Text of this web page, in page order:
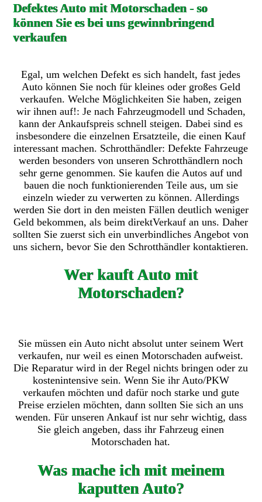
Defektes Auto mit Motorschaden - so
können Sie es bei uns gewinnbringend
verkaufen
Egal, um welchen Defekt es sich handelt, fast jedes
Auto können Sie noch für kleines oder großes Geld
verkaufen. Welche Möglichkeiten Sie haben, zeigen
wir ihnen auf!: Je nach Fahrzeugmodell und Schaden,
kann der Ankaufspreis schnell steigen. Dabei sind es
insbesondere die einzelnen Ersatzteile, die einen Kauf
interessant machen. Schrotthändler: Defekte Fahrzeuge
werden besonders von unseren Schrotthändlern noch
sehr gerne genommen. Sie kaufen die Autos auf und
bauen die noch funktionierenden Teile aus, um sie
einzeln wieder zu verwerten zu können. Allerdings
werden Sie dort in den meisten Fällen deutlich weniger
Geld bekommen, als beim direktVerkauf an uns. Daher
sollten Sie zuerst sich ein unverbindliches Angebot von
uns sichern, bevor Sie den Schrotthändler kontaktieren.
Wer kauft Auto mit
Motorschaden?
Sie müssen ein Auto nicht absolut unter seinem Wert
verkaufen, nur weil es einen Motorschaden aufweist.
Die Reparatur wird in der Regel nichts bringen oder zu
kostenintensive sein. Wenn Sie ihr Auto/PKW
verkaufen möchten und dafür noch starke und gute
Preise erzielen möchten, dann sollten Sie sich an uns
wenden. Für unseren Ankauf ist nur sehr wichtig, dass
Sie gleich angeben, dass ihr Fahrzeug einen
Motorschaden hat.
Was mache ich mit meinem
kaputten Auto?